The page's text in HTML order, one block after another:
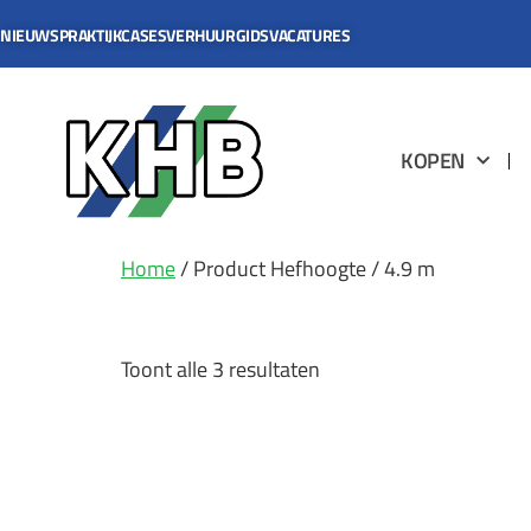
NIEUWSPRAKTIJKCASESVERHUURGIDSVACATURES
KOPEN
Home/ Product Hefhoogte / 4.9 m
Toont alle 3 resultaten